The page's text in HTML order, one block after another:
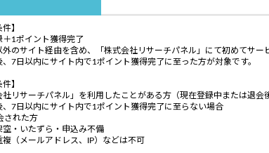
】
＋1ポイント獲得完了
外のサイト経由を含め、「株式会社リサーチパネル」にて初めてサー
、7日以内にサイト内で1ポイント獲得完了に至った方が対象です。
】
社リサーチパネル」を利用したことがある方（現在登録中または退会
、7日以内にサイト内で1ポイント獲得完了に至らない場合
された方
空・いたずら・申込み不備
複（メールアドレス、IP）などは不可